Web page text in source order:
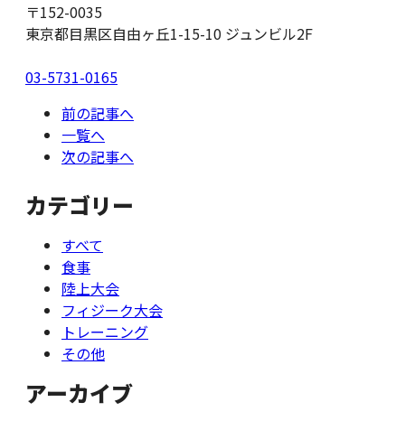
〒152-0035
東京都目黒区自由ヶ丘1-15-10 ジュンビル2F
03-5731-0165
前の記事へ
一覧へ
次の記事へ
カテゴリー
すべて
食事
陸上大会
フィジーク大会
トレーニング
その他
アーカイブ